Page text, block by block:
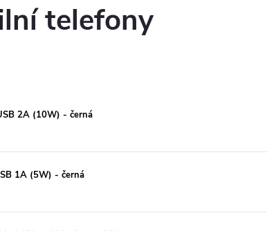
telefony
2A (10W) - černá
1A (5W) - černá